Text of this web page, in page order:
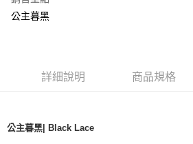
公主暮黑
詳細說明 商品規格
公主暮黑| Black Lace